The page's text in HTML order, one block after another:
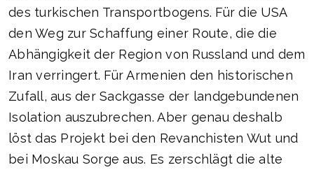
des turkischen Transportbogens. Für die USA
den Weg zur Schaffung einer Route, die die
Abhängigkeit der Region von Russland und dem
Iran verringert. Für Armenien den historischen
Zufall, aus der Sackgasse der landgebundenen
Isolation auszubrechen. Aber genau deshalb
löst das Projekt bei den Revanchisten Wut und
bei Moskau Sorge aus. Es zerschlägt die alte